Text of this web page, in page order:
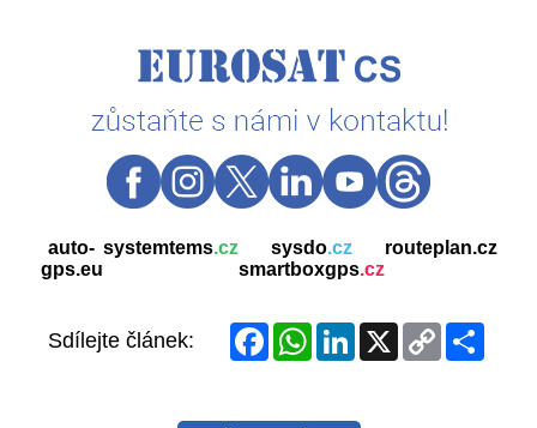
Sdílejte článek: FacebookWhatsAppLinkedInX
Copy
Link